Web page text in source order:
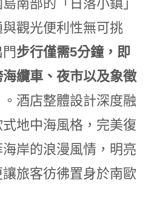
南部的「日落小鎮」
觀光便利性無可挑
步行僅需5分鐘，即
纜車、夜市以及象徵
。酒店整體設計深度融
地中海風格，完美復
岸的浪漫風情，明亮
旅客彷彿置身於南歐